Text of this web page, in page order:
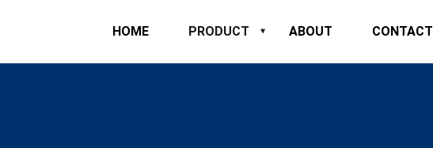
HOME PRODUCT ABOUT CONTACT